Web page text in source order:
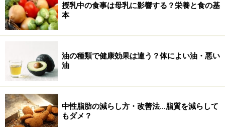
授乳中の食事は母乳に影響する？栄養と食の基
本
油の種類で健康効果は違う？体によい油・悪い
油
中性脂肪の減らし方・改善法…脂質を減らして
もダメ？